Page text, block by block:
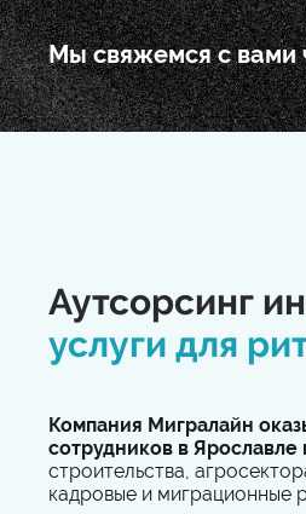
Мы свяжемся с вами
Аутсорсинг
услуги для
Компания Мигралайн
сотрудников в Ярославле
строительства,
кадровые и миграционные